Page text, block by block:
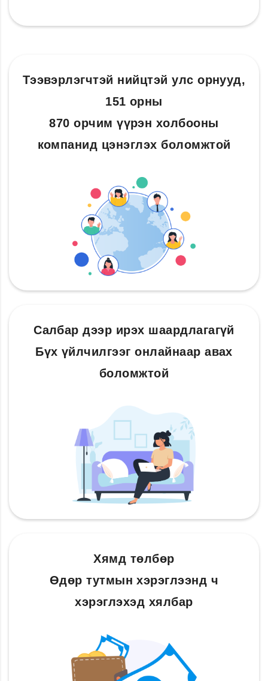
Тээвэрлэгчтэй нийцтэй улс орнууд,
151 орны
870 орчим үүрэн холбооны
компанид цэнэглэх боломжтой
Салбар дээр ирэх шаардлагагүй
Бүх үйлчилгээг онлайнаар авах
боломжтой
Хямд төлбөр
Өдөр тутмын хэрэглээнд ч
хэрэглэхэд хялбар